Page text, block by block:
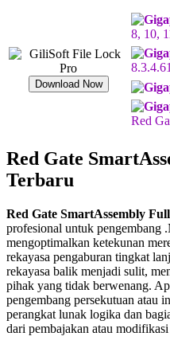
Download Now
8, 10,
Red
Red Gate
Terbaru
Red Gate SmartAssembly
profesional untuk pengembang
mengoptimalkan ketekunan
rekayasa pengaburan tingkat
rekayasa balik menjadi sulit,
pihak yang tidak berwenang.
pengembang persekutuan atau
perangkat lunak logika dan
dari pembajakan atau